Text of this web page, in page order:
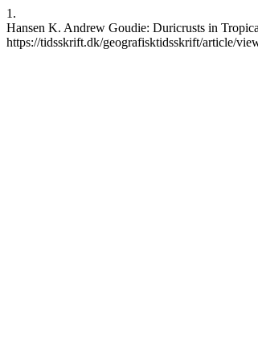
1.
Hansen K. Andrew Goudie: Duricrusts in
https://tidsskrift.dk/geografisktidsskrift/article/